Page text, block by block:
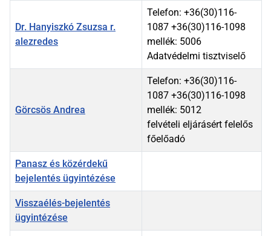
Dr. Hanyiszkó Zsuzsa r.
alezredes
Telefon: +36(30)116-
1087 +36(30)116-1098
mellék: 5006
Adatvédelmi tisztviselő
Görcsös Andrea
Telefon: +36(30)116-
1087 +36(30)116-1098
mellék: 5012
felvételi eljárásért felelős
főelőadó
Panasz és közérdekű
bejelentés ügyintézése
Visszaélés-bejelentés
ügyintézése